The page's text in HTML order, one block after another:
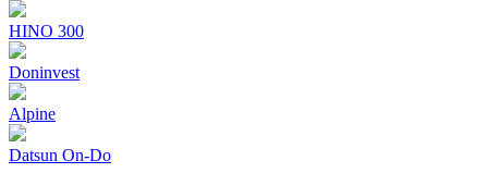
HINO 300
Doninvest
Alpine
Datsun On-Do